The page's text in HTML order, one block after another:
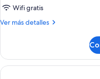
Wifi gratis
Ver más detalles
Más
DELUXE
SEA
VIEW